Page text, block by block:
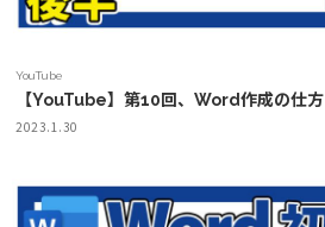
YouTube
【YouTube】第10回、Word作成の仕方
2023.1.30